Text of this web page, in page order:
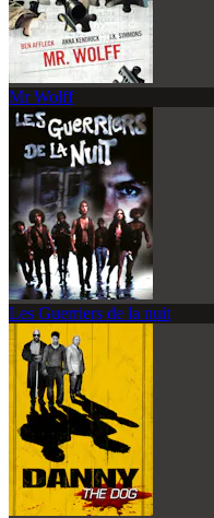
Mr Wolff
Les Guerriers de la nuit